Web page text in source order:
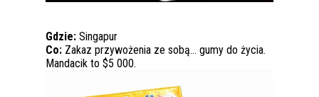
Gdzie: Singapur
Co: Zakaz przywożenia ze sobą… gumy do życia.
Mandacik to $5 000.